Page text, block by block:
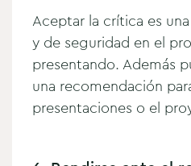
Aceptar la crítica es
y de seguridad en el
presentando. Además
una recomendación
presentaciones o el